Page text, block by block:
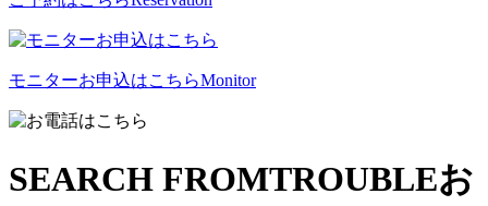
モニターお申込はこちらMonitor
SEARCH FROMTROUBLEお